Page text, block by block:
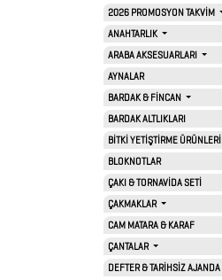
2026 PROMOSYON TAKVİM
ANAHTARLIK
ARABA AKSESUARLARI
AYNALAR
BARDAK & FİNCAN
BARDAK ALTLIKLARI
BİTKİ YETİŞTİRME ÜRÜNLERİ
BLOKNOTLAR
ÇAKI & TORNAVİDA SETİ
ÇAKMAKLAR
CAM MATARA & KARAF
ÇANTALAR
DEFTER & TARİHSİZ AJANDA